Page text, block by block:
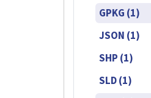
GPKG (1)
JSON (1)
SHP (1)
SLD (1)